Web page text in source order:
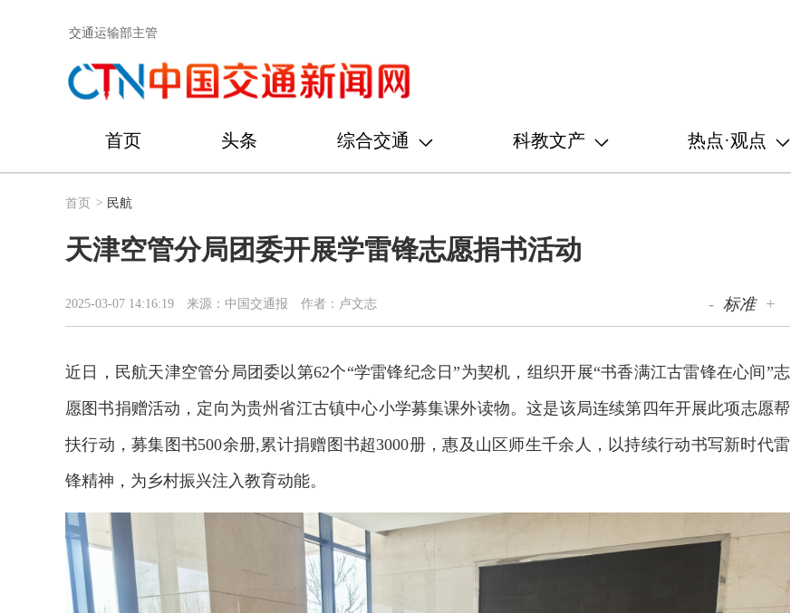
交通运输部主管
首页 头条 综合交通 科教文产 热点·观点
首页 > 民航
天津空管分局团委开展学雷锋志愿捐书活动
2025-03-07 14:16:19 来源：中国交通报 作者：卢文志 - 标准 +
近日，民航天津空管分局团委以第62个“学雷锋纪念日”为契机，组织开展“书香满江古雷锋在心间”志
愿图书捐赠活动，定向为贵州省江古镇中心小学募集课外读物。这是该局连续第四年开展此项志愿帮
扶行动，募集图书500余册,累计捐赠图书超3000册，惠及山区师生千余人，以持续行动书写新时代雷
锋精神，为乡村振兴注入教育动能。